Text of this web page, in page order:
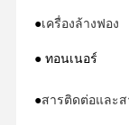
●เครื่องล้างฟอง
● ทอนเนอร์
●สารติดต่อและส